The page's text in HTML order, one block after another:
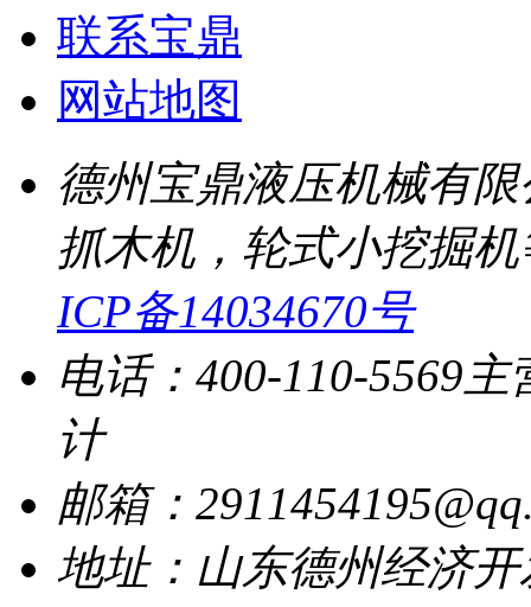
联系宝鼎
网站地图
德州宝鼎液压机械有
抓木机，轮式小挖掘
ICP备14034670号
电话：400-110-5569 主
计
邮箱：
地址：山东德州经济